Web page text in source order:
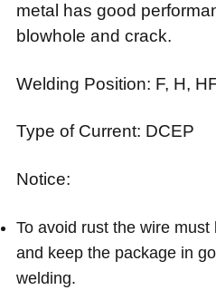
metal has good
blowhole and crack.
Welding Position: F, H,
Type of Current: DCEP
Notice:
To avoid rust the wire
and keep the package in
welding.